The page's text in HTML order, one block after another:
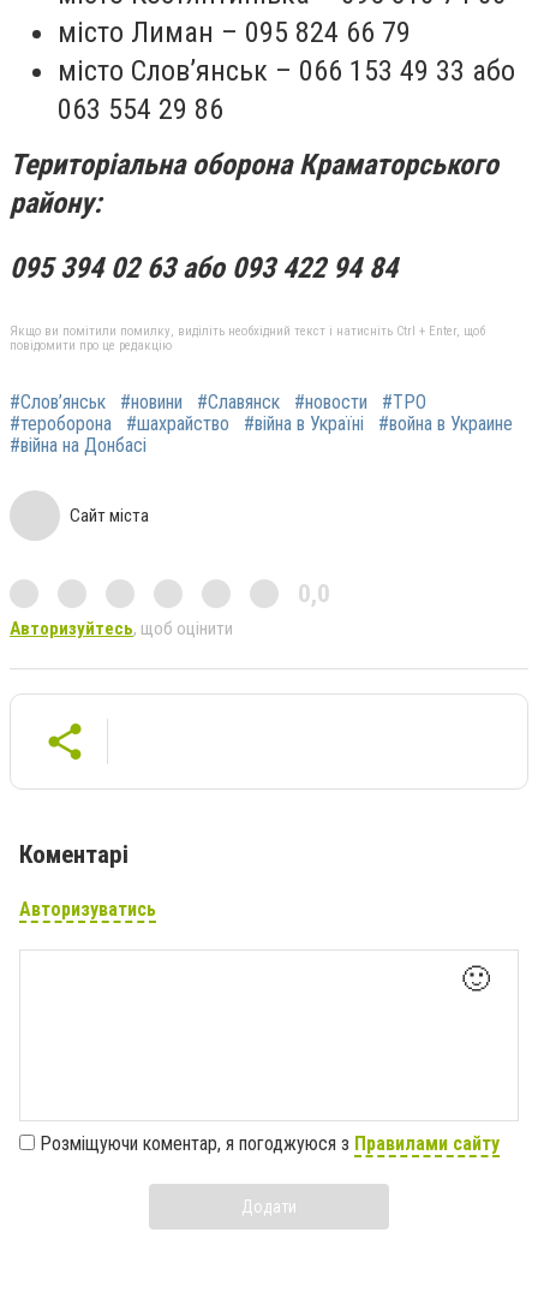
місто Лиман – 095 824 66 79
місто Слов’янськ – 066 153 49 33 або
063 554 29 86
Територіальна оборона Краматорського
району:
095 394 02 63 або 093 422 94 84
Якщо ви помітили помилку, виділіть необхідний текст і натисніть Ctrl + Enter, щоб
повідомити про це редакцію
#Слов’янськ #новини #Славянск #новости
#ТРО
#тероборона
#шахрайство #війна в Україні
#война в Украине
#війна на Донбасі
Сайт міста
0,0
Авторизуйтесь, щоб оцінити
Коментарі
Авторизуватись
🙂
Розміщуючи коментар, я погоджуюся з Правилами сайту
Додати